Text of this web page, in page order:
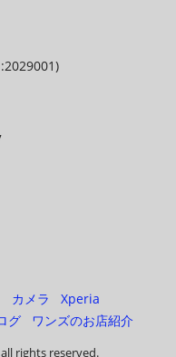
カメラ
Xperia
グ ワンズのお店紹介
rights reserved.